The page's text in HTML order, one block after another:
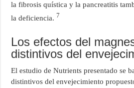
la fibrosis quística y la pancreatitis
la deficiencia. 7
Los efectos del
distintivos del
El estudio de Nutrients presentado se
distintivos del envejecimiento